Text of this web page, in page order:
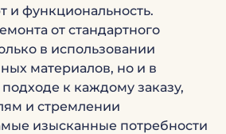
и функциональность.
от стандартного
в использовании
материалов, но и в
к каждому заказу,
и стремлении
изысканные потребности